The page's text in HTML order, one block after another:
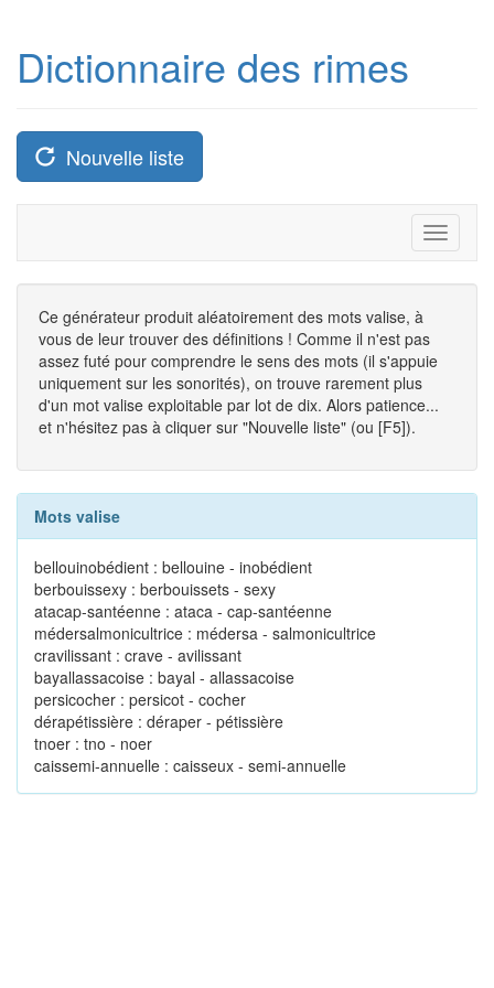
Dictionnaire des rimes
Nouvelle liste
Toggle
Ce générateur produit aléatoirement des mots valise, à
vous de leur trouver des définitions ! Comme il n'est pas
assez futé pour comprendre le sens des mots (il s'appuie
uniquement sur les sonorités), on trouve rarement plus
d'un mot valise exploitable par lot de dix. Alors patience...
et n'hésitez pas à cliquer sur "Nouvelle liste" (ou [F5]).
Mots valise
bellouinobédient : bellouine - inobédient
berbouissexy : berbouissets - sexy
atacap-santéenne : ataca - cap-santéenne
médersalmonicultrice : médersa - salmonicultrice
cravilissant : crave - avilissant
bayallassacoise : bayal - allassacoise
persicocher : persicot - cocher
dérapétissière : déraper - pétissière
tnoer : tno - noer
caissemi-annuelle : caisseux - semi-annuelle